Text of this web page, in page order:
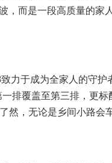
，而是一段高质量的家
于成为全家人的守护
排覆盖至第三排，更
然，无论是乡间小路会